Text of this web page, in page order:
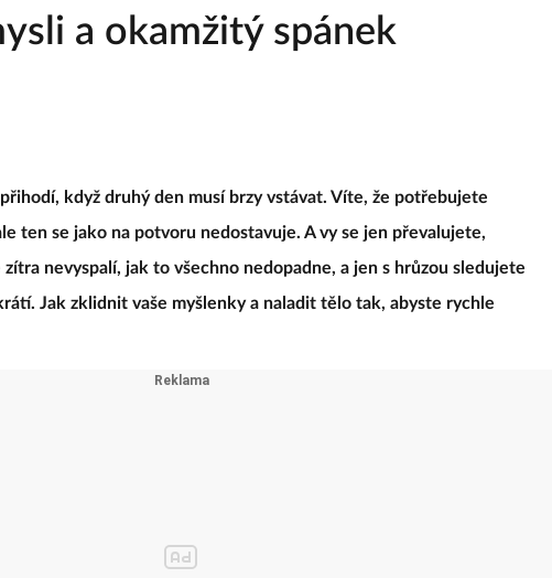
a okamžitý spánek
když druhý den musí brzy vstávat. Víte, že potřebujete
ten se jako na potvoru nedostavuje. A vy se jen převalujete,
nevyspalí, jak to všechno nedopadne, a jen s hrůzou sledujete
Jak zklidnit vaše myšlenky a naladit tělo tak, abyste rychle